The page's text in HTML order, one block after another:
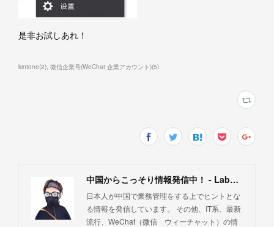
是非お試しあれ！
kintone(2) 微信企業号(WeChat 企業アカウント)(5)
中国からこっそり情報発信中！ - Labo for corporate management -
日本人が中国で業務管理をする上でヒントとな
る情報を発信しています。 その他、IT系、最新
流行、WeChat（微信 ウィーチャット）の情